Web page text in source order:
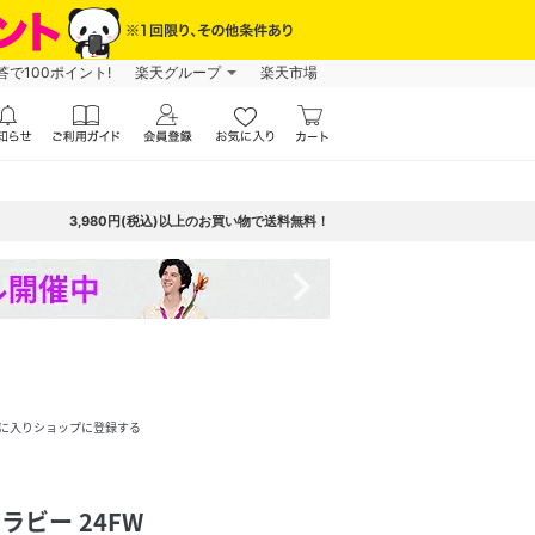
で100ポイント! 楽天グループ 楽天市場
3,980円(税込)以上のお買い物で送料無料！
入りショップに登録する
ビー 24FW